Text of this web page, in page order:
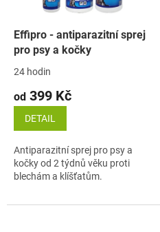
Effipro - antiparazitní sprej
pro psy a kočky
24 hodin
od 399 Kč
DETAIL
Antiparazitní sprej pro psy a
kočky od 2 týdnů věku proti
blechám a klíšťatům.